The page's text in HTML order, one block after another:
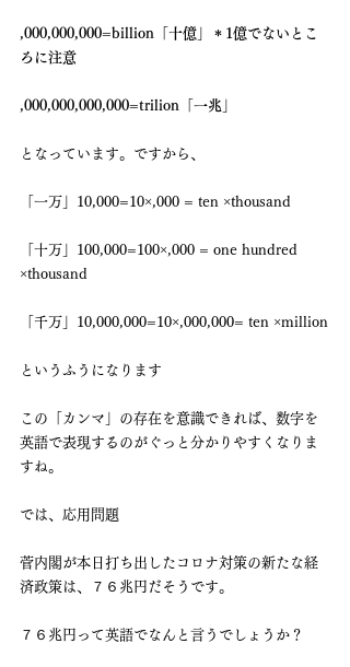
,000,000,000=billion「十億」＊1億でないとこ
ろに注意
,000,000,000,000=trilion「一兆」
となっています。ですから、
「一万」10,000=10×,000 = ten ×thousand
「十万」100,000=100×,000 = one hundred
×thousand
「千万」10,000,000=10×,000,000= ten ×million
というふうになります
この「カンマ」の存在を意識できれば、数字を
英語で表現するのがぐっと分かりやすくなりま
すね。
では、応用問題
菅内閣が本日打ち出したコロナ対策の新たな経
済政策は、７６兆円だそうです。
７６兆円って英語でなんと言うでしょうか？